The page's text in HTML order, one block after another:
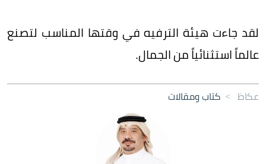
لقد جاءت هيئة الترفيه في وقتها المناسب لتصنع
عالماً استثنائياً من الجمال.
عكاظ > كتاب ومقالات